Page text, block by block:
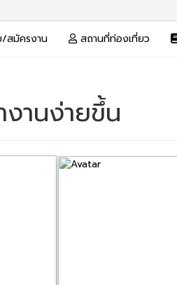
/สมัครงาน สถานที่ท่องเที่ยว
านง่ายขึ้น